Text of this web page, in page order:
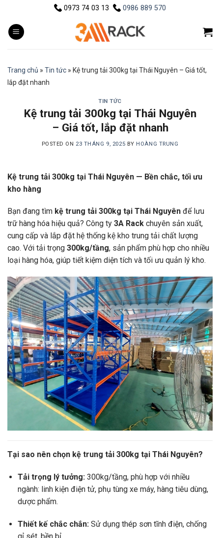
content
0973 74 03 13 0986 889 570
Trang chủ » Tin tức » Kệ trung tải 300kg tại Thái Nguyên – Giá tốt,
lắp đặt nhanh
TIN TỨC
Kệ trung tải 300kg tại Thái Nguyên
– Giá tốt, lắp đặt nhanh
POSTED ON 23 THÁNG 9, 2025 BY HOÀNG TRUNG
Kệ trung tải 300kg tại Thái Nguyên — Bền chắc, tối ưu
kho hàng
Bạn đang tìm kệ trung tải 300kg tại Thái Nguyên để lưu
trữ hàng hóa hiệu quả? Công ty 3A Rack chuyên sản xuất,
cung cấp và lắp đặt hệ thống kệ kho trung tải chất lượng
cao. Với tải trọng 300kg/tầng, sản phẩm phù hợp cho nhiều
loại hàng hóa, giúp tiết kiệm diện tích và tối ưu quản lý kho.
Tại sao nên chọn kệ trung tải 300kg tại Thái Nguyên?
Tải trọng lý tưởng:300kg/tầng, phù hợp với nhiều
ngành: linh kiện điện tử, phụ tùng xe máy, hàng tiêu dùng,
dược phẩm.
Thiết kế chắc chắn:Sử dụng thép sơn tĩnh điện, chống